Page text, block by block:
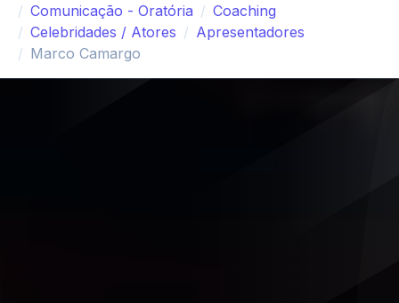
Comunicação - Oratória
Coaching
Celebridades / Atores
Apresentadores
Marco Camargo